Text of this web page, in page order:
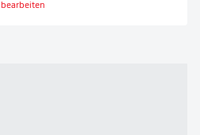
bearbeiten